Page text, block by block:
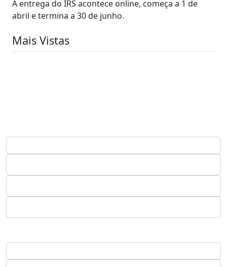
A entrega do IRS acontece online, começa a 1 de
abril e termina a 30 de junho.
Mais Vistas